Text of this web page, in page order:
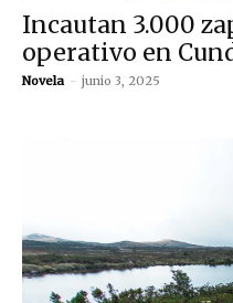
Incautan 3.000
operativo en
Novela - junio 3, 2025